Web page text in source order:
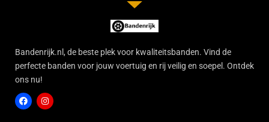
Bandenrijk.nl, de beste plek voor kwaliteitsbanden. Vind de
perfecte banden voor jouw voertuig en rij veilig en soepel. Ontdek
ons nu!